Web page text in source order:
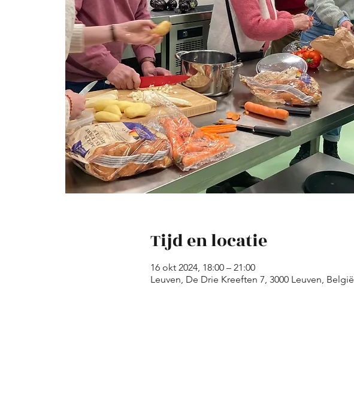
Tijd en locatie
16 okt 2024, 18:00 – 21:00
Leuven, De Drie Kreeften 7, 3000 Leuven, België